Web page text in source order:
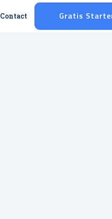
Contact Gratis